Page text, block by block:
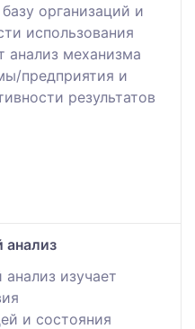
организаций и
использования
анализ механизма
предприятия и
результатов
анализ
изучает
и состояния